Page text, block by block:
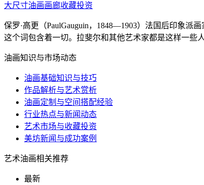
大尺寸油画画廊收藏投资
保罗·高更（PaulGauguin，1848—1903）法国后印象
这个词包含着一切。拉斐尔和其他艺术家都是这样一些
油画知识与市场动态
油画基础知识与技巧
作品解析与艺术赏析
油画定制与空间搭配经验
行业热点与新闻动态
艺术市场与收藏投资
美坊新闻与成功案例
艺术油画相关推荐
最新